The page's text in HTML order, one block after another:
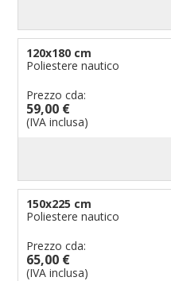
120x180 cm
Poliestere nautico
Prezzo cda:
59,00 €
(IVA inclusa)
150x225 cm
Poliestere nautico
Prezzo cda:
65,00 €
(IVA inclusa)